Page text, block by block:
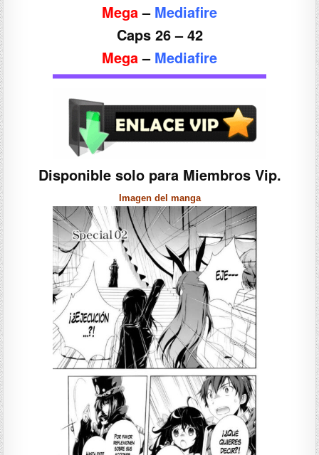
Mega – Mediafire
Caps 26 – 42
Mega – Mediafire
Disponible solo para Miembros Vip.
Imagen del manga